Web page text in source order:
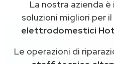
La nostra azienda
soluzioni migliori per
elettrodomestici
Le operazioni di